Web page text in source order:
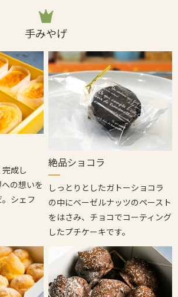
手みやげ
成し
の想いを
シェフ
絶品ショコラ
しっとりとしたガトーショコラ
の中にベーゼルナッツのペースト
をはさみ、チョコでコーティング
したプチケーキです。